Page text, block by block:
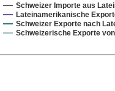
Schweizer Importe aus
Lateinamerikanische
Schweizer Exporte nach
Schweizerische Exporte